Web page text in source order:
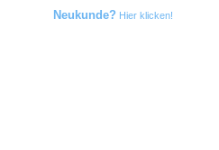
Neukunde? Hier klicken!